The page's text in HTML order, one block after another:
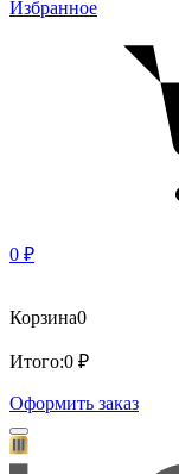
Избранное
0 ₽
Корзина0
Итого:0 ₽
Оформить заказ